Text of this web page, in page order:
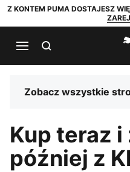
Z KONTEM PUMA DOSTAJESZ
Zobacz wszystkie
Kup teraz i
później z